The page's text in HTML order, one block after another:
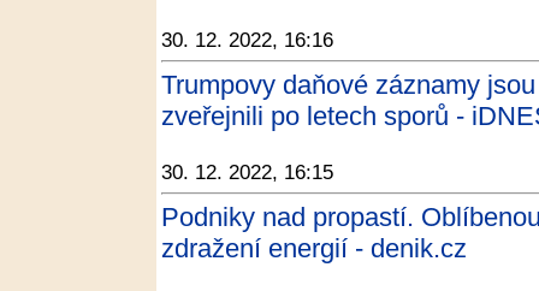
30. 12. 2022, 16:16
Trumpovy daňové záznamy
zveřejnili po letech sporů -
30. 12. 2022, 16:15
Podniky nad propastí.
zdražení energií - denik.cz